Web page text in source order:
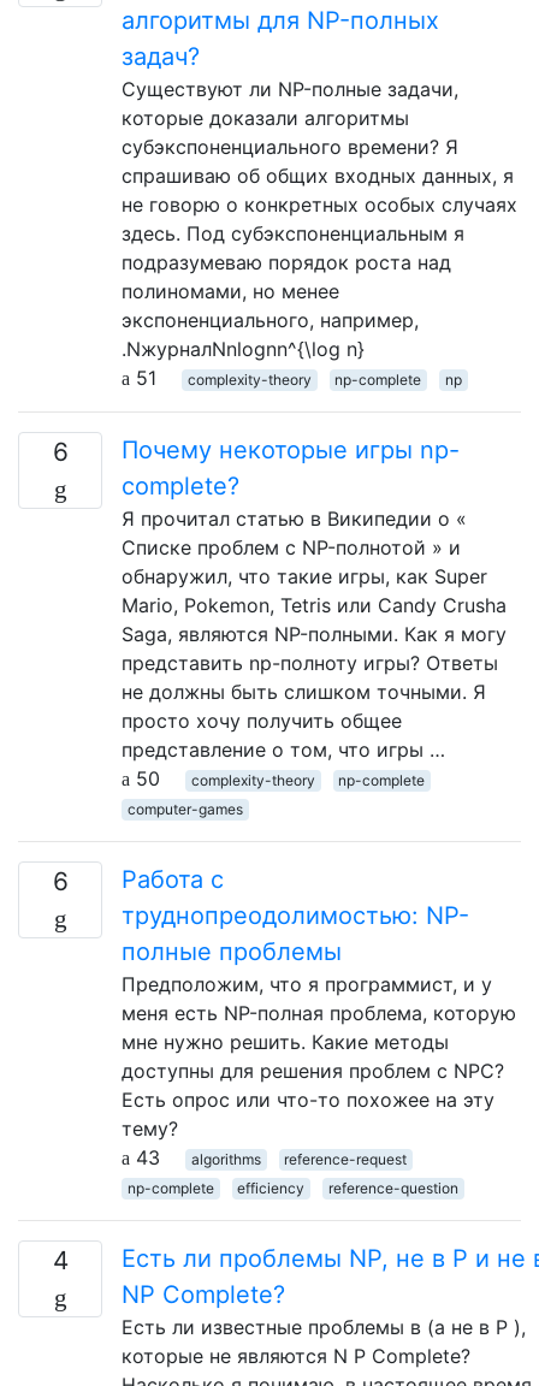
алгоритмы для NP-полных
задач?
Существуют ли NP-полные задачи,
которые доказали алгоритмы
субэкспоненциального времени? Я
спрашиваю об общих входных данных, я
не говорю о конкретных особых случаях
здесь. Под субэкспоненциальным я
подразумеваю порядок роста над
полиномами, но менее
экспоненциального, например,
.NжурналNnlog⁡nn^{\log n}
51
complexity-theory np-complete np
6
Почему некоторые игры np-
complete?
Я прочитал статью в Википедии о «
Списке проблем с NP-полнотой » и
обнаружил, что такие игры, как Super
Mario, Pokemon, Tetris или Candy Crusha
Saga, являются NP-полными. Как я могу
представить np-полноту игры? Ответы
не должны быть слишком точными. Я
просто хочу получить общее
представление о том, что игры …
50
complexity-theory
np-complete
computer-games
6
Работа с
труднопреодолимостью: NP-
полные проблемы
Предположим, что я программист, и у
меня есть NP-полная проблема, которую
мне нужно решить. Какие методы
доступны для решения проблем с NPC?
Есть опрос или что-то похожее на эту
тему?
43
algorithms
reference-request
np-complete
efficiency reference-question
4
Есть ли проблемы NP, не в P и не
NP Complete?
Есть ли известные проблемы в (а не в P ),
которые не являются N P Complete?